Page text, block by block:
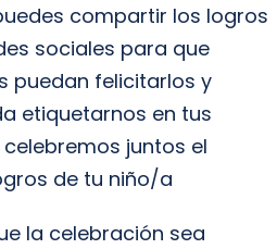
compartir los logros
sociales para que
puedan felicitarlos y
etiquetarnos en tus
juntos el
de tu niño/a
la celebración sea